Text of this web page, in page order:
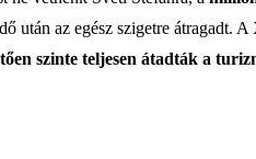
az egész szigetre átragadt.
szinte teljesen átadták a